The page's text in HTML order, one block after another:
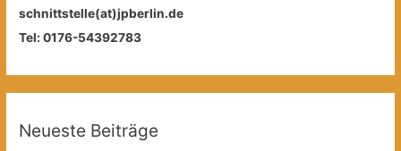
schnittstelle(at)jpberlin.de
Tel: 0176-54392783
Neueste Beiträge